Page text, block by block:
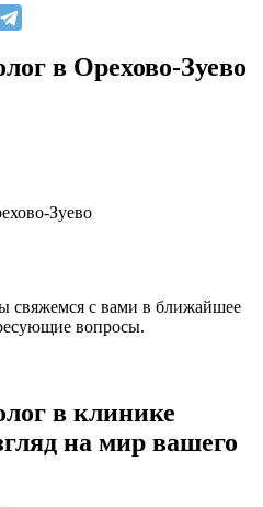
в Орехово-Зуево
Зуево
свяжемся с вами в ближайшее
вопросы.
в клинике
на мир вашего